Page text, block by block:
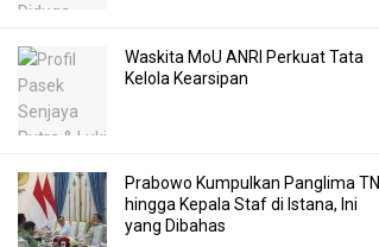
Waskita MoU ANRI Perkuat Tata
Kelola Kearsipan
Prabowo Kumpulkan Panglima TNI
hingga Kepala Staf di Istana, Ini
yang Dibahas